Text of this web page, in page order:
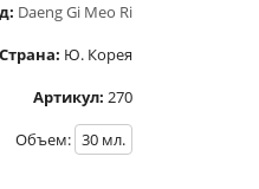
Daeng Gi Meo Ri
Страна: Ю. Корея
Артикул: 270
Объем: 30 мл.